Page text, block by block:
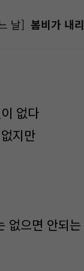
날] 봄비가 내
없다
지만
없으면 안되